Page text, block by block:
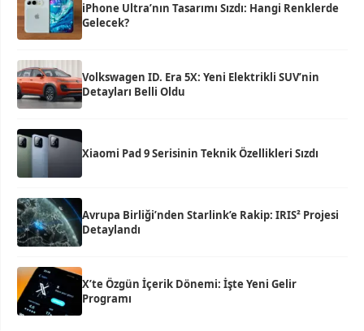
iPhone Ultra’nın Tasarımı Sızdı: Hangi Renklerde
Gelecek?
Volkswagen ID. Era 5X: Yeni Elektrikli SUV’nin
Detayları Belli Oldu
Xiaomi Pad 9 Serisinin Teknik Özellikleri Sızdı
Avrupa Birliği’nden Starlink’e Rakip: IRIS² Projesi
Detaylandı
X’te Özgün İçerik Dönemi: İşte Yeni Gelir
Programı